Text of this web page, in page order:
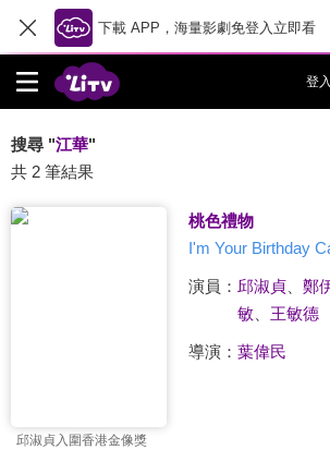
下載 APP，海量影劇免登入立即看
登
搜尋 "江華"
共 2 筆結果
邱淑貞入圍香港金像獎
桃色禮物
I'm Your Birthday
演員： 邱淑貞、 鄭
敏、 王敏德
導演： 葉偉民